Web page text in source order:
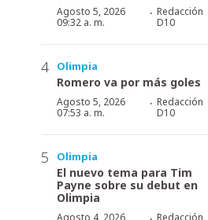
Agosto 5, 2026
09:32 a. m.
· Redacción
D10
Olimpia
Romero va por más goles
Agosto 5, 2026
07:53 a. m.
· Redacción
D10
Olimpia
El nuevo tema para Tim
Payne sobre su debut en
Olimpia
Agosto 4, 2026
Redacción